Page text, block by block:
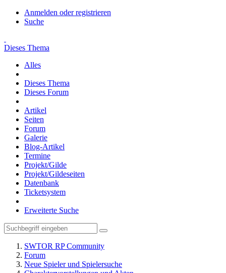
Anmelden oder registrieren
Suche
Dieses Thema
Alles
Dieses Thema
Dieses Forum
Artikel
Seiten
Forum
Galerie
Blog-Artikel
Termine
Projekt/Gilde
Projekt/Gildeseiten
Datenbank
Ticketsystem
Erweiterte Suche
SWTOR RP Community
Forum
Neue Spieler und Spielersuche